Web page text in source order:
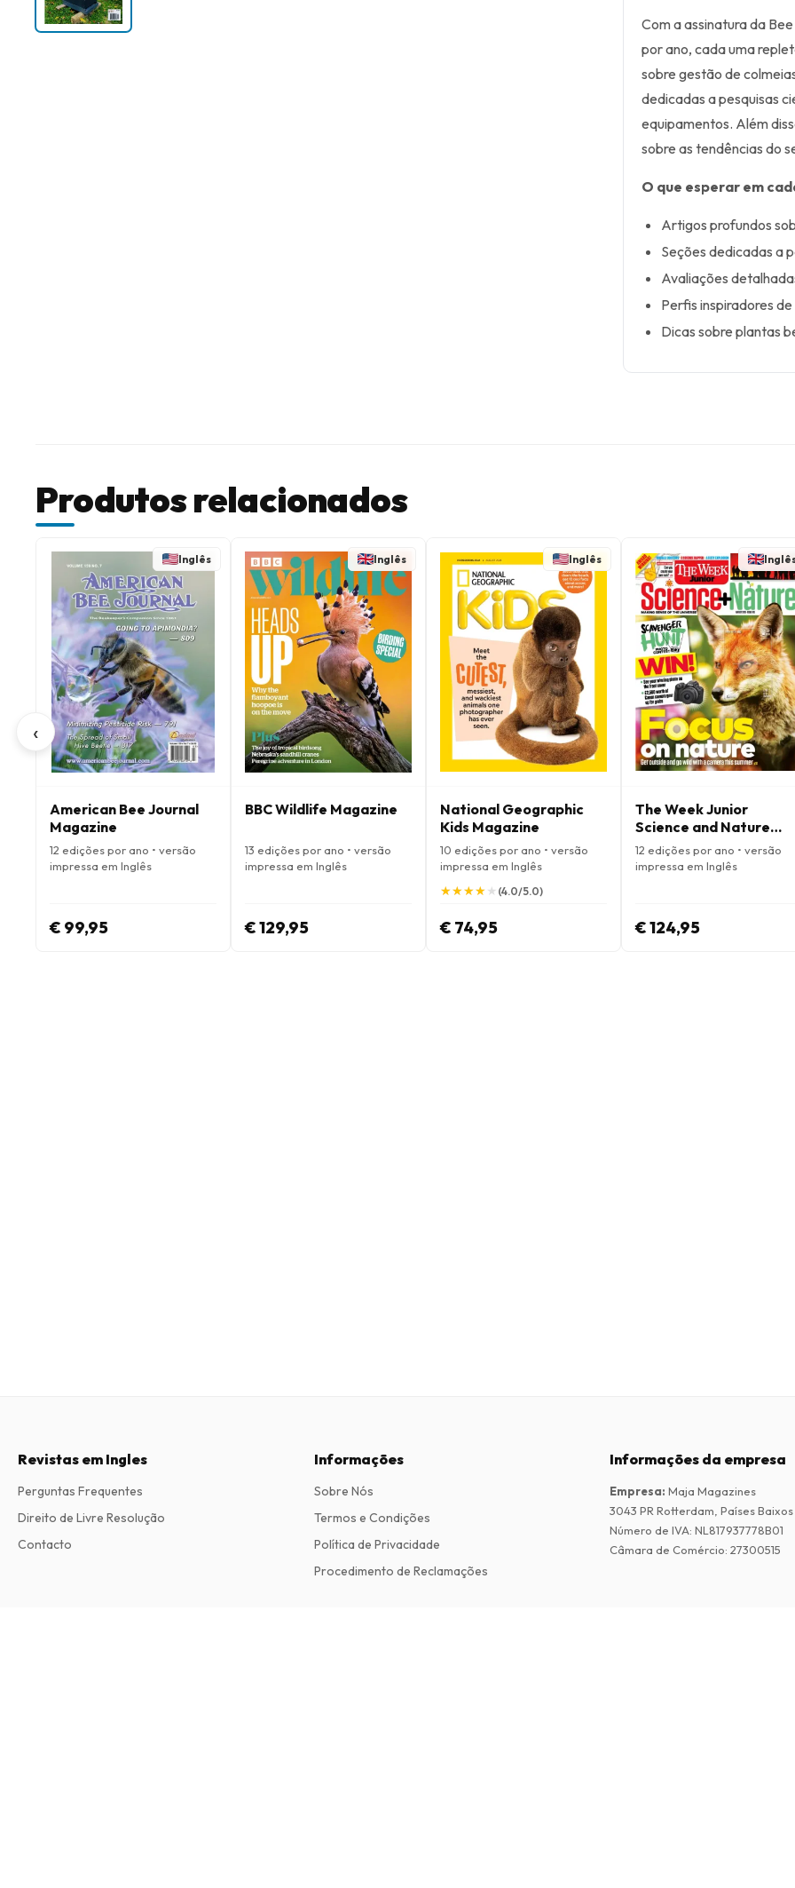
Com a assinatura da
por ano, cada uma
sobre gestão de
dedicadas a pesquisas
equipamentos. Além
sobre as tendências do
O que esperar em
Artigos profundos
Seções dedicadas a
Avaliações
Perfis inspiradores
Dicas sobre plantas
Produtos relacionados
‹
Inglês
American Bee Journal
Magazine
12 edições por ano • versão
impressa em Inglês
€ 99,95
Inglês
BBC Wildlife Magazine
13 edições por ano • versão
impressa em Inglês
€ 129,95
Inglês
National Geographic
Kids Magazine
10 edições por ano • versão
impressa em Inglês
★
★★
★★
★★
★★
★ (4.0/5.0)
€ 74,95
The Week Junior
Science and Nature
Magazine
12 edições por ano • versão
impressa em Inglês
€ 124,95
Revistas em Ingles
Perguntas Frequentes
Direito de Livre Resolução
Contacto
Informações
Sobre Nós
Termos e Condições
Política de Privacidade
Procedimento de Reclamações
Informações da empresa
Empresa: Maja Magazines
3043 PR Rotterdam, Países Baixos
Número de IVA: NL817937778B01
Câmara de Comércio: 27300515